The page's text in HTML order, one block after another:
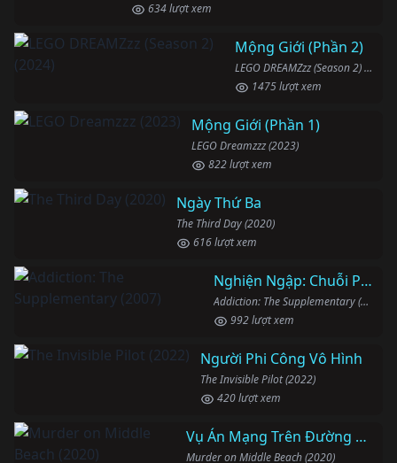
634 lượt xem
Mộng Giới (Phần 2)
LEGO DREAMZzz (Season 2) (2024)
1475 lượt xem
Mộng Giới (Phần 1)
LEGO Dreamzzz (2023)
822 lượt xem
Ngày Thứ Ba
The Third Day (2020)
616 lượt xem
Nghiện Ngập: Chuỗi Phim Bổ Trợ
Addiction: The Supplementary (2007)
992 lượt xem
Người Phi Công Vô Hình
The Invisible Pilot (2022)
420 lượt xem
Vụ Án Mạng Trên Đường Middle Beach
Murder on Middle Beach (2020)